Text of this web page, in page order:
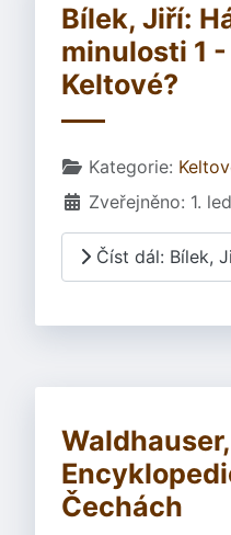
Bílek, Jiří:
minulosti 1
Keltové?
Základní údaje
Kategorie:
Zveřejněno: 1.
Číst dál: Bílek,
Čechách